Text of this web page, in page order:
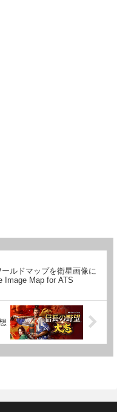
ルドマップを衛星画像に
Image Map for ATS